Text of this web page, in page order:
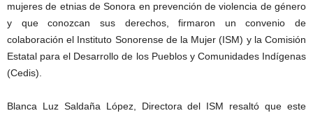
mujeres de etnias de Sonora en prevención de violencia de género
y que conozcan sus derechos, firmaron un convenio de
colaboración el Instituto Sonorense de la Mujer (ISM) y la Comisión
Estatal para el Desarrollo de los Pueblos y Comunidades Indígenas
(Cedis).
Blanca Luz Saldaña López, Directora del ISM resaltó que este